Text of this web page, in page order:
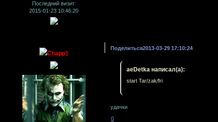
Последний визит:
2015-01-23 10:46:20
Поделиться2013-03-29 17:10:24
Chapp1
aeDetka написал(а):
start Tar/zak/fri
удачки
0